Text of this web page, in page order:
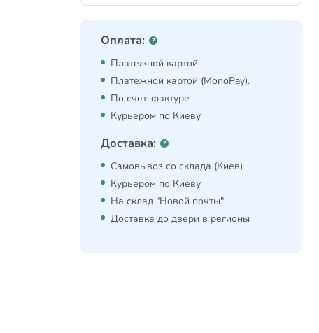
Оплата:
Платежной картой.
Платежной картой (MonoPay).
По счет-фактуре
Курьером по Киеву
Доставка:
Самовывоз со склада (Киев)
Курьером по Киеву
На склад "Новой почты"
Доставка до двери в регионы